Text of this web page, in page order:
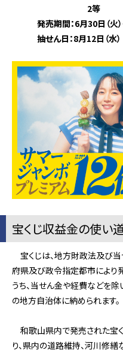
2等
発売期間：6月30日（火）
抽せん日：8月12日（水）
宝くじ収益金の使い
宝くじは、地方財政法及び
府県及び政令指定都市により
うち、当せん金や経費などを除
の地方自治体に納められます。
和歌山県内で発売された宝
り、県内の道路維持、河川修